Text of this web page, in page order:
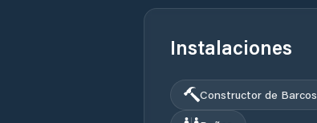
Instalaciones
Constructor de Barcos